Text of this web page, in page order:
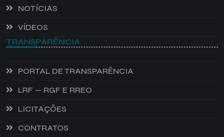
NOTÍCIAS
VÍDEOS
TRANSPARÊNCIA
PORTAL DE TRANSPARÊNCIA
LRF — RGF E RREO
LICITAÇÕES
CONTRATOS